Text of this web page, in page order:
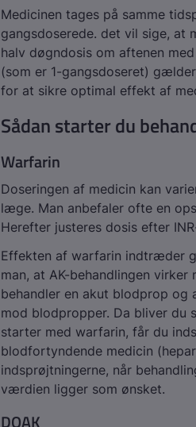
Medicinen tages på samme
gangsdoserede. det vil sige, at
halv døgndosis om aftenen
(som er 1-gangsdoseret)
for at sikre optimal effekt af
Sådan starter du
Warfarin
Doseringen af medicin kan
læge. Man anbefaler ofte en
Herefter justeres dosis efter
Effekten af warfarin indtræder
man, at AK-behandlingen
behandler en akut blodprop og
mod blodpropper. Da bliver du
starter med warfarin, får du
blodfortyndende medicin
indsprøjtningerne, når
værdien ligger som ønsket.
DOAK